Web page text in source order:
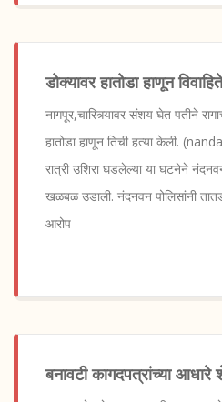
डोक्यावर हातोडा हाणून
नागपूर,चारित्र्यावर संशय घेत पतीने
हातोडा हाणून तिची हत्या केली.
रात्री उशिरा घडलेल्या या घटनेने
खळबळ उडाली. नंदनवन पोलिसांनी
आरोप
बनावटी कागदपत्रांच्या आधारे